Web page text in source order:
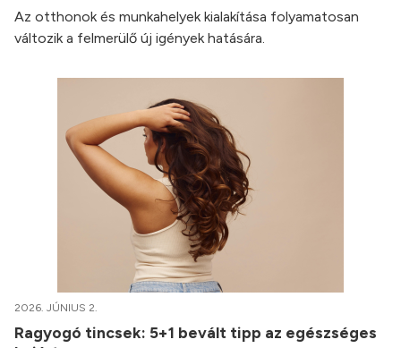
Az otthonok és munkahelyek kialakítása folyamatosan
változik a felmerülő új igények hatására.
2026. JÚNIUS 2.
Ragyogó tincsek: 5+1 bevált tipp az egészséges